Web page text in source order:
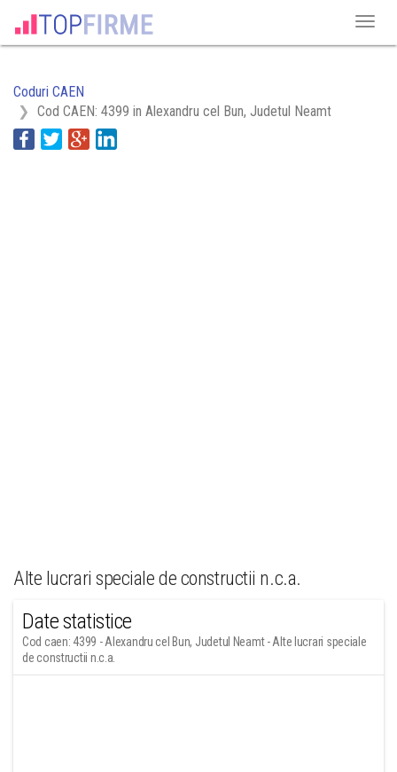
Coduri CAEN
Cod CAEN: 4399 in Alexandru cel Bun, Judetul Neamt
Alte lucrari speciale de constructii n.c.a.
Date statistice
Cod caen: 4399 - Alexandru cel Bun, Judetul Neamt - Alte lucrari speciale
de constructii n.c.a.